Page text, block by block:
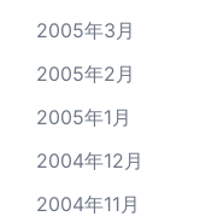
2005年3月
2005年2月
2005年1月
2004年12月
2004年11月